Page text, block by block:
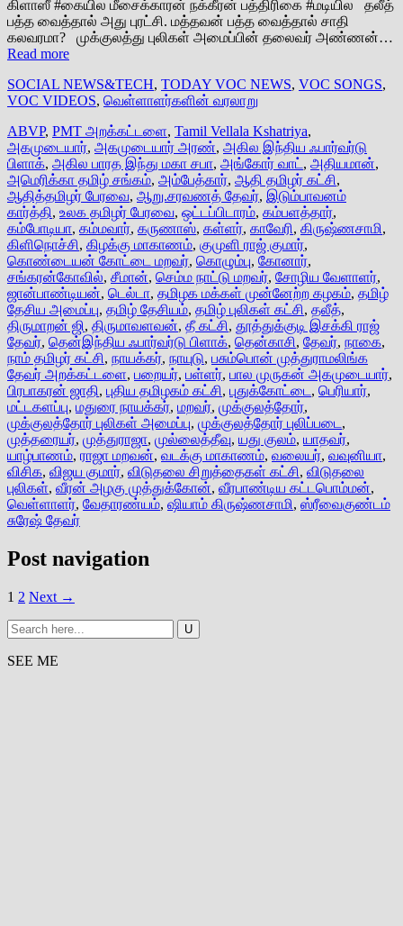
கிளாஸீ #கையில மீசைக்காரன் நக்கீரன் பத்திரிகை #மடியில தலீத்
பத்த வைத்தால் அது புரட்சி. மத்தவன் பத்த வைத்தால் சாதி
கலவரமா? முக்குலத்து புலிகள் அமைப்பின் தலைவர் அண்ணன்…
Read more
SOCIAL NEWS&TECH, TODAY VOC NEWS, VOC SONGS,
VOC VIDEOS, வெள்ளாளர்களின் வரலாறு
ABVP, PMT அறக்கட்டளை, Tamil Vellala Kshatriya,
அகமுடையார், அகமுடையார் அரண், அகில இந்திய ஃபார்வர்டு
பிளாக், அகில பாரத இந்து மகா சபா, அங்கோர் வாட் , அதியமான்,
அமெரிக்கா தமிழ் சங்கம், அம்பேத்கார், ஆதி தமிழர் கட்சி,
ஆதித்தமிழர் பேரவை, ஆறு.சரவணத் தேவர், இடும்பாவனம்
கார்த்தி, உலக தமிழர் பேரவை, ஒட்டப்பிடாரம், கம்பளத்தார்,
கம்போடியா, கம்மவார், கருணாஸ், கள்ளர், காவேரி, கிருஷ்ணசாமி,
கிளிநொச்சி, கிழக்கு மாகாணம், குமுளி ராஜ் குமார்,
கொண்டையன் கோட்டை மறவர், கொழும்பு, கோனார்,
சங்கரன்கோவில், சீமான், செம்ம நாட்டு மறவர், சோழிய வேளாளர்,
ஜான்பாண்டியன், டெல்டா, தமிழக மக்கள் முன்னேற்ற கழகம், தமிழ்
தேசிய அமைப்பு, தமிழ் தேசியம், தமிழ் புலிகள் கட்சி, தலீத்,
திருமாறன் ஜி, திருமாவளவன், தீ கட்சி, தூத்துக்குடி இசக்கி ராஜ்
தேவர், தென்இந்திய ஃபார்வர்டு பிளாக், தென்காசி, தேவர், நாகை,
நாம் தமிழர் கட்சி, நாயக்கர், நாயுடு, பசும்பொன் முத்துராமலிங்க
தேவர் அறக்கட்டளை, பறையர், பள்ளர், பால முருகன் அகமுடையார்,
பிரபாகரன் ஜாதி, புதிய தமிழகம் கட்சி, புதுக்கோட்டை , பெரியார்,
மட்டகளப்பு, மதுரை நாயக்கர், மறவர், முக்குலத்தோர்,
முக்குலத்தோர் புலிகள் அமைப்பு, முக்குலத்தோர் புலிப்படை ,
முத்தரையர், முத்துராஜா, முல்லைத்தீவு, யது குலம், யாதவர்,
யாழ்பாணம், ராஜா மறவன், வடக்கு மாகாணம், வலையர், வவுனியா,
விசிக, விஜய குமார், விடுதலை சிறுத்தைகள் கட்சி, விடுதலை
புலிகள், வீரன் அழகு முத்துக்கோன், வீரபாண்டிய கட்டபொம்மன்,
வெள்ளாளர், வேதாரண்யம், ஷியாம் கிருஷ்ணசாமி, ஸ்ரீவைகுண்டம்
சுரேஷ் தேவர்
Post navigation
1 2 Next →
SEE ME